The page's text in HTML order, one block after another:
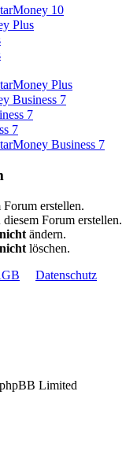
10
Plus
Plus
Business 7
7
7
Business 7
erstellen.
Forum erstellen.
nicht ändern.
nicht löschen.
Datenschutz
Limited